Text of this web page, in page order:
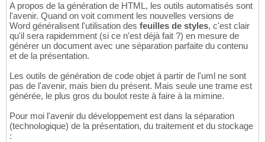
A propos de la génération de HTML, les outils automatisés sont
l'avenir. Quand on voit comment les nouvelles versions de
Word généralisent l'utilisation des feuilles de styles, c'est clair
qu'il sera rapidemment (si ce n'est déjà fait ?) en mesure de
générer un document avec une séparation parfaite du contenu
et de la présentation.
Les outils de génération de code objet à partir de l'uml ne sont
pas de l'avenir, mais bien du présent. Mais seule une trame est
générée, le plus gros du boulot reste à faire à la mimine.
Pour moi l'avenir du développement est dans la séparation
(technologique) de la présentation, du traitement et du stockage
: